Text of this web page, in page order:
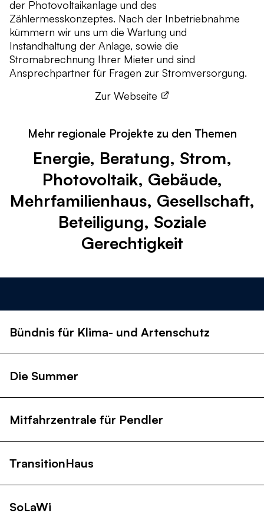
der Photovoltaikanlage und des
Zählermesskonzeptes. Nach der Inbetriebnahme
kümmern wir uns um die Wartung und
Instandhaltung der Anlage, sowie die
Stromabrechnung Ihrer Mieter und sind
Ansprechpartner für Fragen zur Stromversorgung.
Zur Webseite
Mehr regionale Projekte zu den Themen
Energie, Beratung, Strom,
Photovoltaik, Gebäude,
Mehrfamilienhaus, Gesellschaft,
Beteiligung, Soziale
Gerechtigkeit
Bündnis für Klima- und Artenschutz
Die Summer
Mitfahrzentrale für Pendler
TransitionHaus
SoLaWi